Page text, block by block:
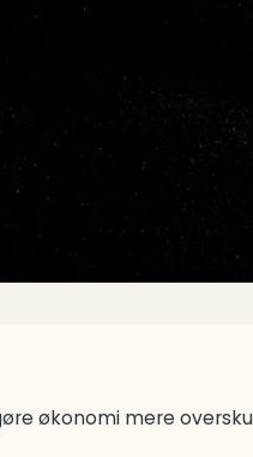
økonomi mere